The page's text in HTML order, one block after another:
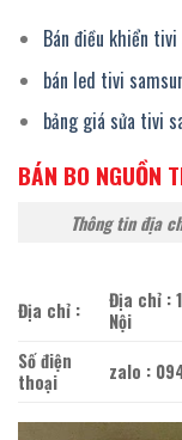
Bán điều khiển
bán led tivi
bảng giá sửa tivi
BÁN BO NGUỒN
Thông tin địa
Địa chỉ :
Địa chỉ :
Nội
Số điện
thoại
zalo :